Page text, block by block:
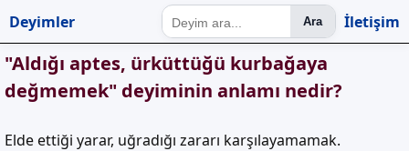
Deyimler Ara İletişim
"Aldığı aptes, ürküttüğü kurbağaya
değmemek" deyiminin anlamı nedir?
Elde ettiği yarar, uğradığı zararı karşılayamamak.